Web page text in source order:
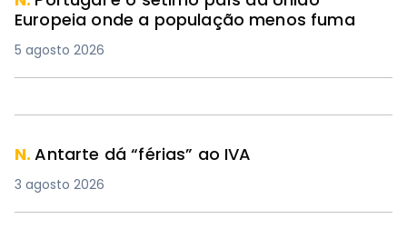
Europeia onde a população menos fuma
5 agosto 2026
N.Antarte dá “férias” ao IVA
3 agosto 2026